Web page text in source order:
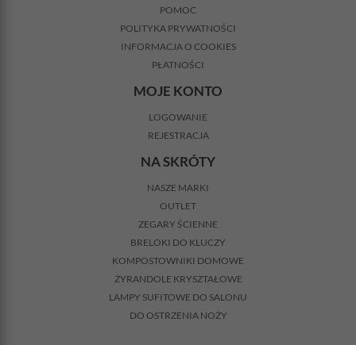
POMOC
POLITYKA PRYWATNOŚCI
INFORMACJA O COOKIES
PŁATNOŚCI
MOJE KONTO
LOGOWANIE
REJESTRACJA
NA SKRÓTY
NASZE MARKI
OUTLET
ZEGARY ŚCIENNE
BRELOKI DO KLUCZY
KOMPOSTOWNIKI DOMOWE
ŻYRANDOLE KRYSZTAŁOWE
LAMPY SUFITOWE DO SALONU
DO OSTRZENIA NOŻY